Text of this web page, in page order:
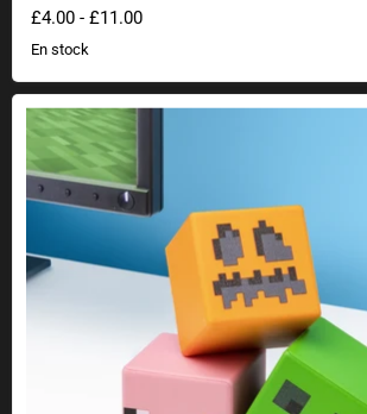
£4.00 - £11.00
En stock
Pelota antiestrés de bloques Minecraft